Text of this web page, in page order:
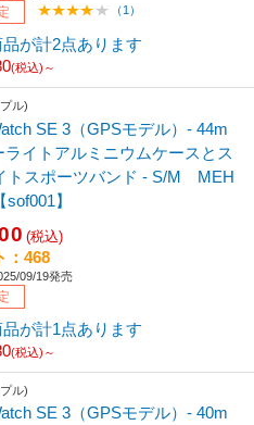
（1）
が計2点あります
(税込)～
ル)
SE 3（GPSモデル）- 44m
ライトアルミニウムケースとス
トスポーツバンド - S/M MEH
】
(税込)
：468
09/19発売
が計1点あります
(税込)～
ル)
SE 3（GPSモデル）- 40m